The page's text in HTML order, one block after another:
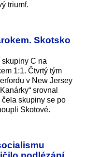
triumf.
Skotsko
C na
1:1. Čtvrtý tým
v New Jersey
srovnal
skupiny se po
Skotové.